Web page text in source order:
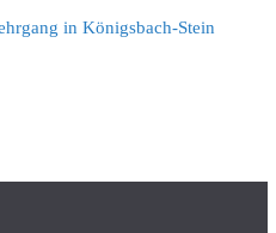
in Königsbach-Stein